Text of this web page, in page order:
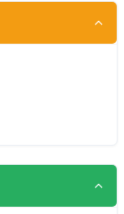
PKK...baca